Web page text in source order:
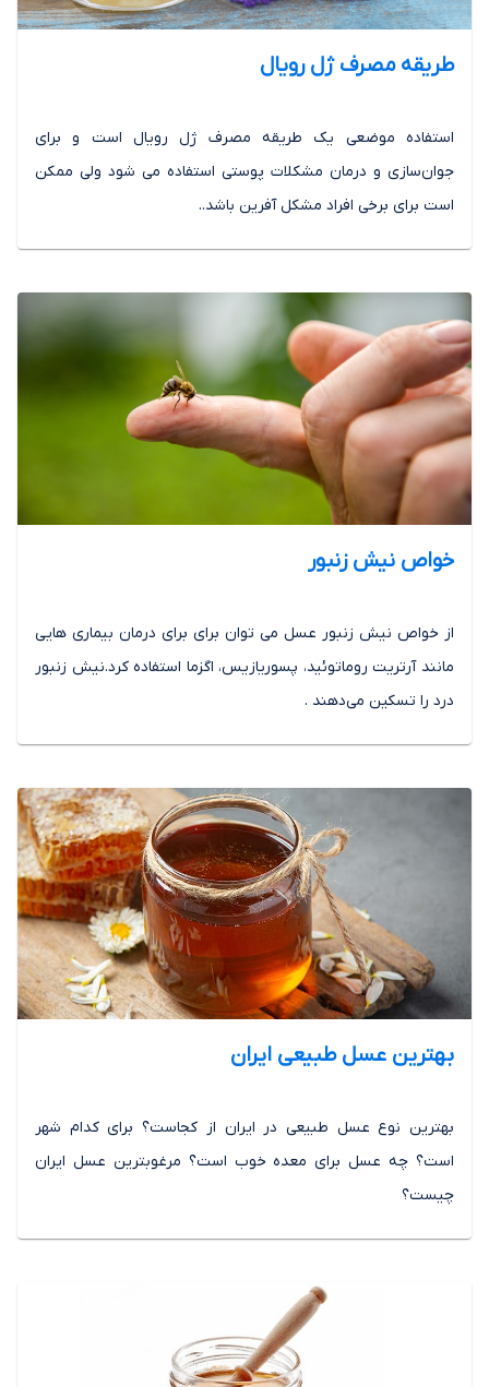
طريقه مصرف ژل رويال
استفاده موضعی یک طریقه مصرف ژل رویال است و برای
جوان‌سازی و درمان مشکلات پوستی استفاده می شود ولی ممکن
است برای برخی افراد مشکل آفرین باشد..
خواص نیش زنبور
از خواص نیش زنبور عسل می توان برای برای درمان بیماری هایی
مانند آرتریت روماتوئید، پسوریازیس، اگزما استفاده کرد.نیش زنبور
درد را تسکین می‌دهند .
بهترین عسل طبیعی ایران
بهترین نوع عسل طبیعی در ایران از کجاست؟ برای کدام شهر
است؟ چه عسل برای معده خوب است؟ مرغوبترین عسل ایران
چیست؟